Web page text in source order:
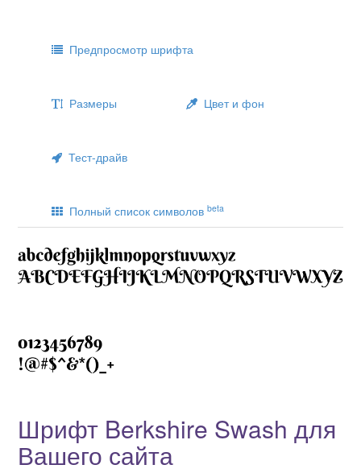
Предпросмотр шрифта
Размеры Цвет и фон
Тест-драйв
Полный список символов beta
Шрифт Berkshire Swash для
Вашего сайта